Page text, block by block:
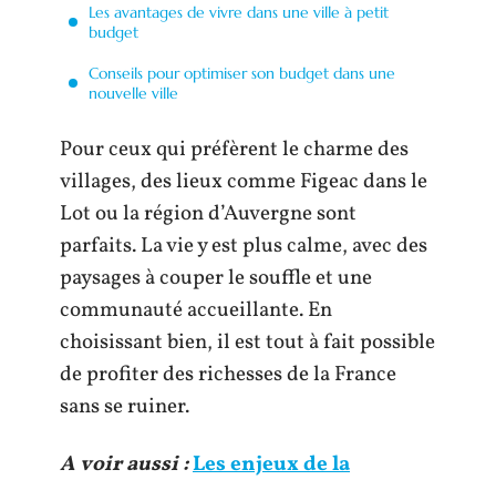
Les avantages de vivre dans une ville à petit
budget
Conseils pour optimiser son budget dans une
nouvelle ville
Pour ceux qui préfèrent le charme des
villages, des lieux comme Figeac dans le
Lot ou la région d’Auvergne sont
parfaits. La vie y est plus calme, avec des
paysages à couper le souffle et une
communauté accueillante. En
choisissant bien, il est tout à fait possible
de profiter des richesses de la France
sans se ruiner.
A voir aussi :Les enjeux de la